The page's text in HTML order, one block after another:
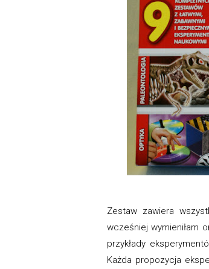
Zestaw zawiera
wcześniej wymieniłam
przykłady
Każda propozycja